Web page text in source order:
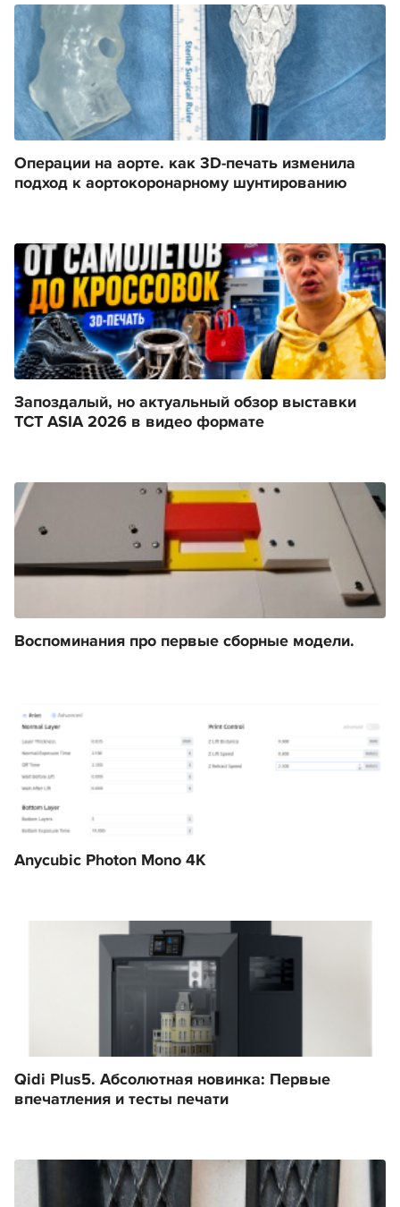
Операции на аорте. как 3D-печать изменила
подход к аортокоронарному шунтированию
Запоздалый, но актуальный обзор выставки
TCT ASIA 2026 в видео формате
Воспоминания про первые сборные модели.
Anycubic Photon Mono 4K
Qidi Plus5. Абсолютная новинка: Первые
впечатления и тесты печати